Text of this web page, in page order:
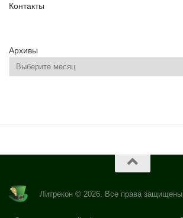
Контакты
Архивы
Литрекон © 2026. Все права защищены.